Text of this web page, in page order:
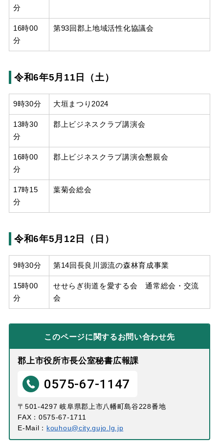
分
16時00
分
第93回郡上地域活性化協議会
令和6年5月11日（土）
9時30分 大垣まつり2024
13時30
分
郡上ビジネスクラブ講演会
16時00
分
郡上ビジネスクラブ講演会懇親会
17時15
分
葉菊会総会
令和6年5月12日（日）
9時30分 第14回長良川源流の森林育成事業
15時00
分
せせらぎ街道を愛する会 通常総会・交流
会
このページに関するお問い合わせ先
郡上市役所市長公室秘書広報課
0575-67-1147
〒501-4297 岐阜県郡上市八幡町島谷228番地
FAX：0575-67-1711
E-Mail： kouhou@city.gujo.lg.jp